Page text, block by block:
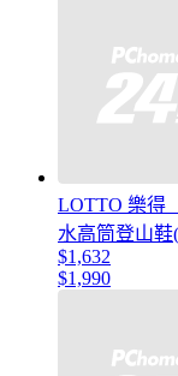
LOTTO 樂得
水高筒登山鞋
$1,632
$1,990